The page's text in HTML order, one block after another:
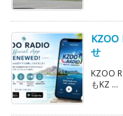
KZOO
せ
KZOO
もKZ ...